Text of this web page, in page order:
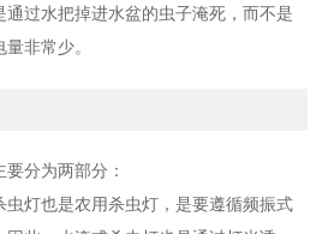
过水把掉进水盆的虫子淹死，而不是
非常少。
分为两部分：
虫灯也是农用杀虫灯，是要遵循频振式